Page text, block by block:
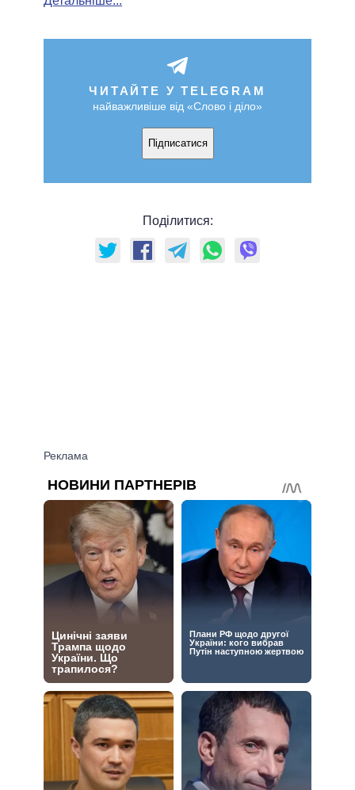
ЧИТАЙТЕ У TELEGRAM
найважливіше від «Слово і діло»
Підписатися
Поділитися: